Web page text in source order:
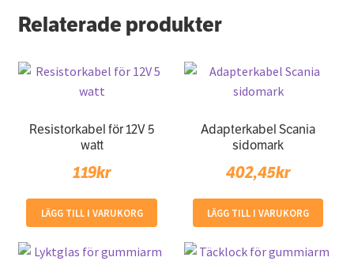
Relaterade produkter
Resistorkabel för 12V 5
watt
119kr
LÄGG TILL I VARUKORG
Adapterkabel Scania
sidomark
402,45kr
LÄGG TILL I VARUKORG